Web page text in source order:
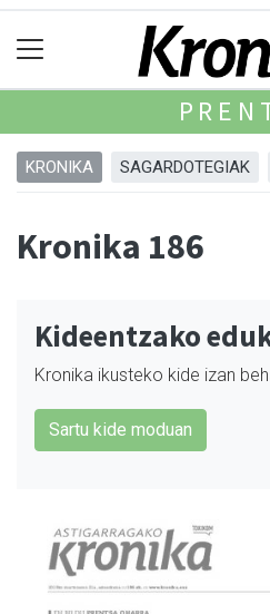
KRONIKA SAGARDOTEGIAK
Kronika 186
Kideentzako
Kronika ikusteko kide izan
Sartu kide moduan